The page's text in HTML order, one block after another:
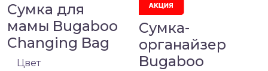
Сумка для
мамы Bugaboo
Changing Bag
Цвет
Сумка-
органайзер
Bugaboo